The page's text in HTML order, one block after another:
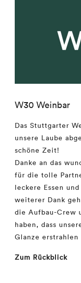
W30 Weinbar
Das Stuttgarter
unsere Laube
schöne Zeit!
Danke an das
für die tolle
leckere Essen
weiterer Dank
die Aufbau-Crew
haben, dass
Glanze erstrahlen
Zum Rückblick